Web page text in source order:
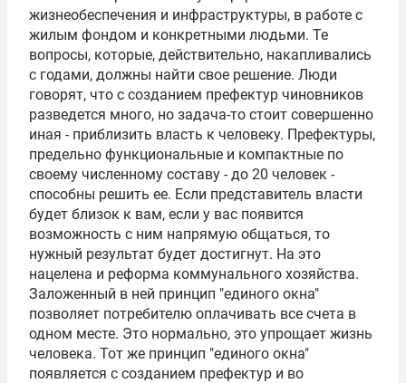
жизнеобеспечения и инфраструктуры, в работе с
жилым фондом и конкретными людьми. Те
вопросы, которые, действительно, накапливались
с годами, должны найти свое решение. Люди
говорят, что с созданием префектур чиновников
разведется много, но задача-то стоит совершенно
иная - приблизить власть к человеку. Префектуры,
предельно функциональные и компактные по
своему численному составу - до 20 человек -
способны решить ее. Если представитель власти
будет близок к вам, если у вас появится
возможность с ним напрямую общаться, то
нужный результат будет достигнут. На это
нацелена и реформа коммунального хозяйства.
Заложенный в ней принцип "единого окна"
позволяет потребителю оплачивать все счета в
одном месте. Это нормально, это упрощает жизнь
человека. Тот же принцип "единого окна"
появляется с созданием префектур и во